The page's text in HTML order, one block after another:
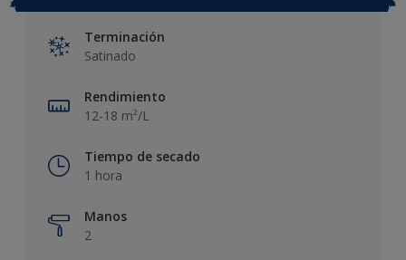
Terminación
Satinado
Rendimiento
12-18 m²/L
Tiempo de secado
1 hora
Manos
2